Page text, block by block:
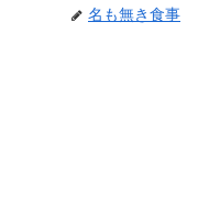
名も無き食事